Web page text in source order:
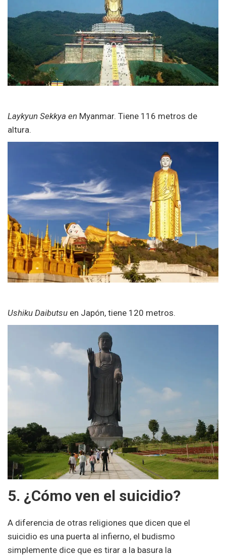
Laykyun Sekkya en Myanmar. Tiene 116 metros de
altura.
Ushiku Daibutsu en Japón, tiene 120 metros.
5. ¿Cómo ven el suicidio?
A diferencia de otras religiones que dicen que el
suicidio es una puerta al infierno, el budismo
simplemente dice que es tirar a la basura la